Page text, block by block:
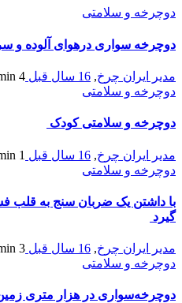
دوچرخه و سلامتی
دوچرخه سواری درهوای آلوده و
مدیر ایران چرخ, 16 سال قبل 4 min
دوچرخه و سلامتی
دوچرخه و سلامتی کودک
مدیر ایران چرخ, 16 سال قبل 1 min
دوچرخه و سلامتی
با داشتن یک ضربان سنج به قلب
گیرد
مدیر ایران چرخ, 16 سال قبل 3 min
دوچرخه و سلامتی
دوچرخه‌سواری در هزار متری